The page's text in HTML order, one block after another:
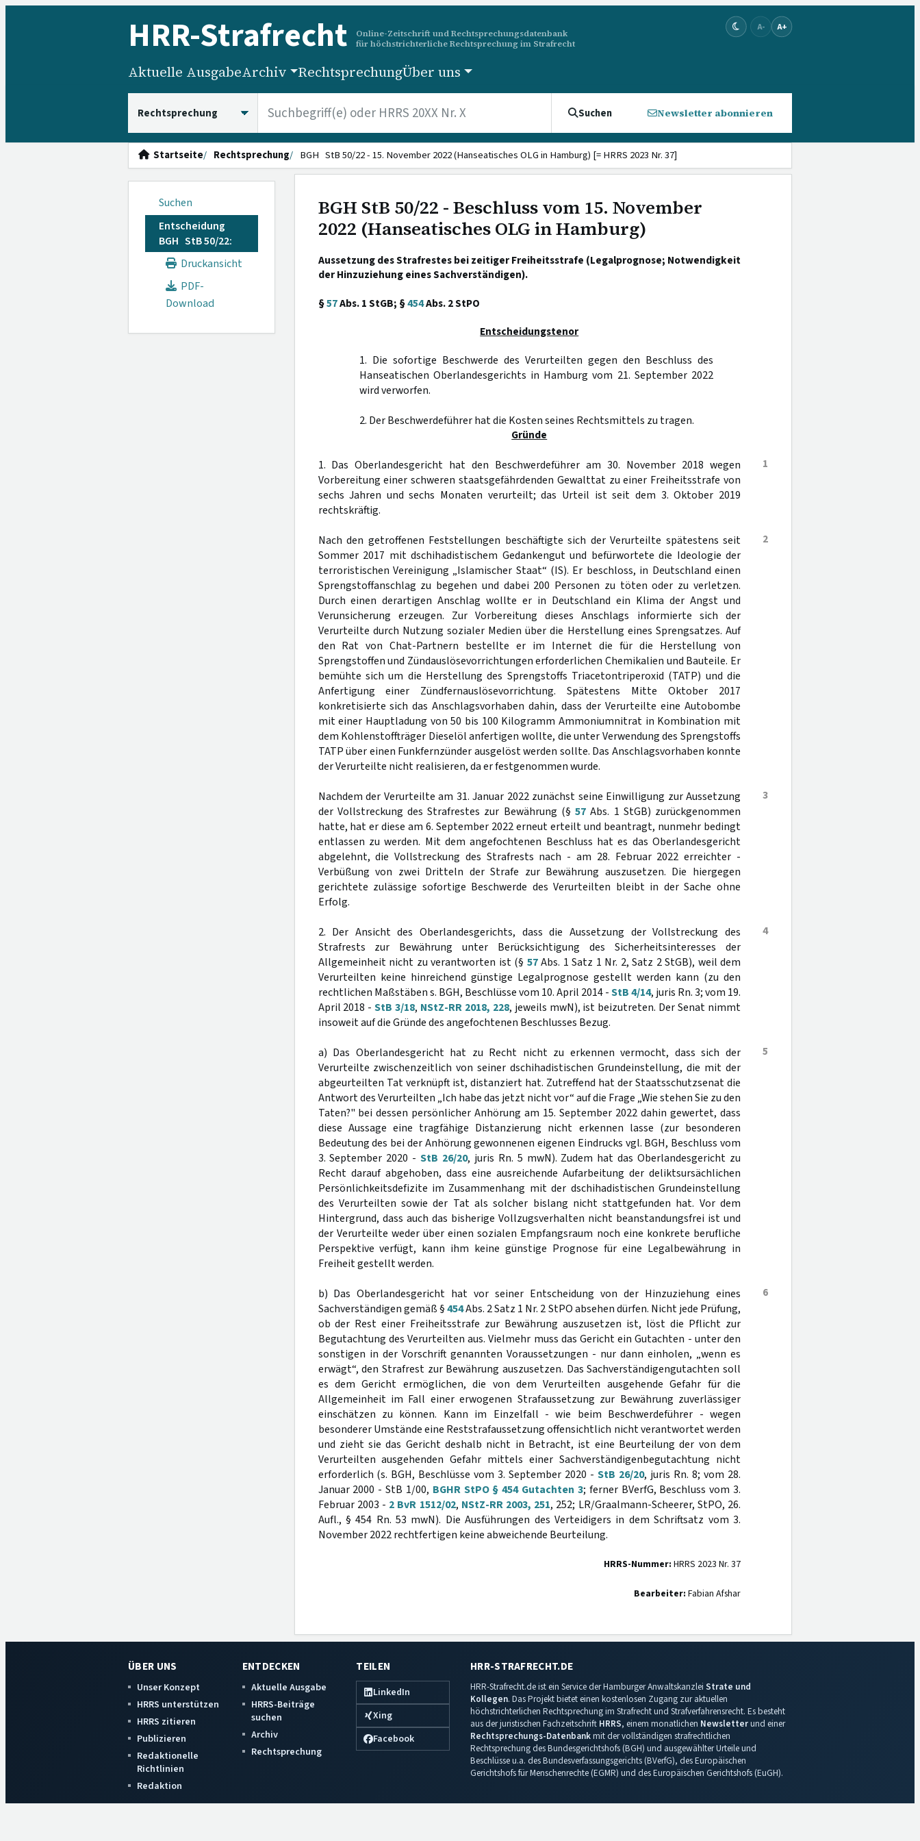
HRR-Strafrecht
Online-Zeitschrift und Rechtsprechungsdatenbank
für höchstrichterliche Rechtsprechung im Strafrecht
A- A+
Aktuelle AusgabeArchiv RechtsprechungÜber uns
Suchen Newsletter abonnieren
Startseite Rechtsprechung BGH StB 50/22 - 15. November 2022 (Hanseatisches OLG in Hamburg) [= HRRS 2023 Nr. 37]
Suchen
Entscheidung
BGH StB 50/22:
Druckansicht
PDF-
Download
BGH StB 50/22 - Beschluss vom 15. November
2022 (Hanseatisches OLG in Hamburg)
Aussetzung des Strafrestes bei zeitiger Freiheitsstrafe (Legalprognose; Notwendigkeit
der Hinzuziehung eines Sachverständigen).
§57Abs. 1 StGB; §454Abs. 2 StPO
Entscheidungstenor
1. Die sofortige Beschwerde des Verurteilten gegen den Beschluss des
Hanseatischen Oberlandesgerichts in Hamburg vom 21. September 2022
wird verworfen.
2. Der Beschwerdeführer hat die Kosten seines Rechtsmittels zu tragen.
Gründe
1
1. Das Oberlandesgericht hat den Beschwerdeführer am 30. November 2018 wegen
Vorbereitung einer schweren staatsgefährdenden Gewalttat zu einer Freiheitsstrafe von
sechs Jahren und sechs Monaten verurteilt; das Urteil ist seit dem 3. Oktober 2019
rechtskräftig.
2
Nach den getroffenen Feststellungen beschäftigte sich der Verurteilte spätestens seit
Sommer 2017 mit dschihadistischem Gedankengut und befürwortete die Ideologie der
terroristischen Vereinigung „Islamischer Staat“ (IS). Er beschloss, in Deutschland einen
Sprengstoffanschlag zu begehen und dabei 200 Personen zu töten oder zu verletzen.
Durch einen derartigen Anschlag wollte er in Deutschland ein Klima der Angst und
Verunsicherung erzeugen. Zur Vorbereitung dieses Anschlags informierte sich der
Verurteilte durch Nutzung sozialer Medien über die Herstellung eines Sprengsatzes. Auf
den Rat von Chat-Partnern bestellte er im Internet die für die Herstellung von
Sprengstoffen und Zündauslösevorrichtungen erforderlichen Chemikalien und Bauteile. Er
bemühte sich um die Herstellung des Sprengstoffs Triacetontriperoxid (TATP) und die
Anfertigung einer Zündfernauslösevorrichtung. Spätestens Mitte Oktober 2017
konkretisierte sich das Anschlagsvorhaben dahin, dass der Verurteilte eine Autobombe
mit einer Hauptladung von 50 bis 100 Kilogramm Ammoniumnitrat in Kombination mit
dem Kohlenstoffträger Dieselöl anfertigen wollte, die unter Verwendung des Sprengstoffs
TATP über einen Funkfernzünder ausgelöst werden sollte. Das Anschlagsvorhaben konnte
der Verurteilte nicht realisieren, da er festgenommen wurde.
3
Nachdem der Verurteilte am 31. Januar 2022 zunächst seine Einwilligung zur Aussetzung
der Vollstreckung des Strafrestes zur Bewährung (§57 Abs. 1 StGB) zurückgenommen
hatte, hat er diese am 6. September 2022 erneut erteilt und beantragt, nunmehr bedingt
entlassen zu werden. Mit dem angefochtenen Beschluss hat es das Oberlandesgericht
abgelehnt, die Vollstreckung des Strafrests nach - am 28. Februar 2022 erreichter -
Verbüßung von zwei Dritteln der Strafe zur Bewährung auszusetzen. Die hiergegen
gerichtete zulässige sofortige Beschwerde des Verurteilten bleibt in der Sache ohne
Erfolg.
4
2. Der Ansicht des Oberlandesgerichts, dass die Aussetzung der Vollstreckung des
Strafrests zur Bewährung unter Berücksichtigung des Sicherheitsinteresses der
Allgemeinheit nicht zu verantworten ist (§ 57Abs. 1 Satz 1 Nr. 2, Satz 2 StGB), weil dem
Verurteilten keine hinreichend günstige Legalprognose gestellt werden kann (zu den
rechtlichen Maßstäben s. BGH, Beschlüsse vom 10. April 2014 -StB 4/14, juris Rn. 3; vom 19.
April 2018 -StB 3/18, NStZ-RR 2018, 228, jeweils mwN), ist beizutreten. Der Senat nimmt
insoweit auf die Gründe des angefochtenen Beschlusses Bezug.
5
a) Das Oberlandesgericht hat zu Recht nicht zu erkennen vermocht, dass sich der
Verurteilte zwischenzeitlich von seiner dschihadistischen Grundeinstellung, die mit der
abgeurteilten Tat verknüpft ist, distanziert hat. Zutreffend hat der Staatsschutzsenat die
Antwort des Verurteilten „Ich habe das jetzt nicht vor“ auf die Frage „Wie stehen Sie zu den
Taten?" bei dessen persönlicher Anhörung am 15. September 2022 dahin gewertet, dass
diese Aussage eine tragfähige Distanzierung nicht erkennen lasse (zur besonderen
Bedeutung des bei der Anhörung gewonnenen eigenen Eindrucks vgl. BGH, Beschluss vom
3. September 2020 -StB 26/20, juris Rn. 5 mwN). Zudem hat das Oberlandesgericht zu
Recht darauf abgehoben, dass eine ausreichende Aufarbeitung der deliktsursächlichen
Persönlichkeitsdefizite im Zusammenhang mit der dschihadistischen Grundeinstellung
des Verurteilten sowie der Tat als solcher bislang nicht stattgefunden hat. Vor dem
Hintergrund, dass auch das bisherige Vollzugsverhalten nicht beanstandungsfrei ist und
der Verurteilte weder über einen sozialen Empfangsraum noch eine konkrete berufliche
Perspektive verfügt, kann ihm keine günstige Prognose für eine Legalbewährung in
Freiheit gestellt werden.
6
b) Das Oberlandesgericht hat vor seiner Entscheidung von der Hinzuziehung eines
Sachverständigen gemäß §454Abs. 2 Satz 1 Nr. 2 StPO absehen dürfen. Nicht jede Prüfung,
ob der Rest einer Freiheitsstrafe zur Bewährung auszusetzen ist, löst die Pflicht zur
Begutachtung des Verurteilten aus. Vielmehr muss das Gericht ein Gutachten - unter den
sonstigen in der Vorschrift genannten Voraussetzungen - nur dann einholen, „wenn es
erwägt“, den Strafrest zur Bewährung auszusetzen. Das Sachverständigengutachten soll
es dem Gericht ermöglichen, die von dem Verurteilten ausgehende Gefahr für die
Allgemeinheit im Fall einer erwogenen Strafaussetzung zur Bewährung zuverlässiger
einschätzen zu können. Kann im Einzelfall - wie beim Beschwerdeführer - wegen
besonderer Umstände eine Reststrafaussetzung offensichtlich nicht verantwortet werden
und zieht sie das Gericht deshalb nicht in Betracht, ist eine Beurteilung der von dem
Verurteilten ausgehenden Gefahr mittels einer Sachverständigenbegutachtung nicht
erforderlich (s. BGH, Beschlüsse vom 3. September 2020 -StB 26/20, juris Rn. 8; vom 28.
Januar 2000 - StB 1/00, BGHR StPO § 454 Gutachten 3; ferner BVerfG, Beschluss vom 3.
Februar 2003 - 2 BvR 1512/02, NStZ-RR 2003, 251, 252; LR/Graalmann-Scheerer, StPO, 26.
Aufl., § 454 Rn. 53 mwN). Die Ausführungen des Verteidigers in dem Schriftsatz vom 3.
November 2022 rechtfertigen keine abweichende Beurteilung.
HRRS-Nummer: HRRS 2023 Nr. 37
Bearbeiter: Fabian Afshar
ÜBER UNS
Unser Konzept
HRRS unterstützen
HRRS zitieren
Publizieren
Redaktionelle
Richtlinien
Redaktion
ENTDECKEN
Aktuelle Ausgabe
HRRS-Beiträge
suchen
Archiv
Rechtsprechung
TEILEN
LinkedIn
Xing
Facebook
HRR-STRAFRECHT.DE
HRR-Strafrecht.de ist ein Service der Hamburger Anwaltskanzlei Strate und
Kollegen. Das Projekt bietet einen kostenlosen Zugang zur aktuellen
höchstrichterlichen Rechtsprechung im Strafrecht und Strafverfahrensrecht. Es besteht
aus der juristischen Fachzeitschrift HRRS, einem monatlichen Newsletterund einer
Rechtsprechungs-Datenbankmit der vollständigen strafrechtlichen
Rechtsprechung des Bundesgerichtshofs (BGH) und ausgewählter Urteile und
Beschlüsse u.a. des Bundesverfassungsgerichts (BVerfG), des Europäischen
Gerichtshofs für Menschenrechte (EGMR) und des Europäischen Gerichtshofs (EuGH).